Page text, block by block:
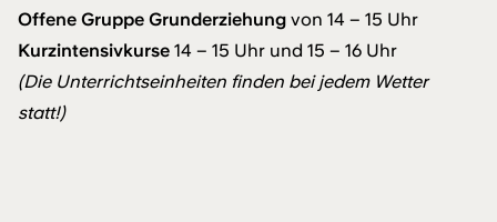
Offene Gruppe Grunderziehung von 14 – 15 Uhr
Kurzintensivkurse 14 – 15 Uhr und 15 – 16 Uhr
(Die Unterrichtseinheiten finden bei jedem Wetter
statt!)